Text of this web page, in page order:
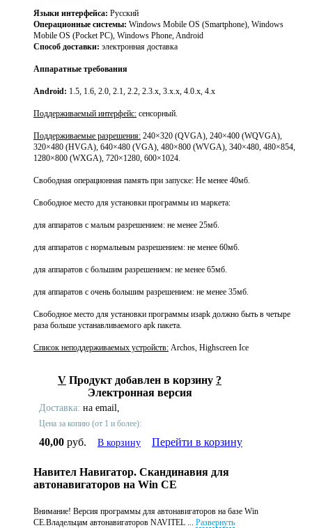
Языки интерфейса: Русский
Операционные системы: Windows Mobile OS (Smartphone), Windows
Mobile OS (Pocket PC), Windows Phone, Android
Способ доставки: электронная доставка
Аппаратные требования
Android: 1.5, 1.6, 2.0, 2.1, 2.2, 2.3.x, 3.x.x, 4.0.x, 4.х
Поддерживаемый интерфейс: сенсорный.
Поддерживаемые разрешения: 240×320 (QVGA), 240×400 (WQVGA),
320×480 (HVGA), 640×480 (VGA), 480×800 (WVGA), 340×480, 480×854,
1280×800 (WXGA), 720×1280, 600×1024.
Свободная операционная память при запуске: Не менее 40мб.
Свободное место для установки программы из маркета:
для аппаратов с малым разрешением: не менее 25мб.
для аппаратов с нормальным разрешением: не менее 60мб.
для аппаратов с большим разрешением: не менее 65мб.
для аппаратов с очень большим разрешением: не менее 35мб.
Свободное место для установки программы изapk должно быть в четыре
раза больше устанавливаемого apk пакета.
Список неподдерживаемых устройств: Archos, Highscreen Ice
V Продукт добавлен в корзину ?
Электронная версия
Доставка: на email,
Цена за копию (от 1 и более):
40,00 руб. В корзину Перейти в корзину
Навител Навигатор. Скандинавия для
автонавигаторов на Win CE
Внимание! Версия программы для автонавигаторов на базе Win
CE.Владельцам автонавигаторов NAVITEL ... Развернуть